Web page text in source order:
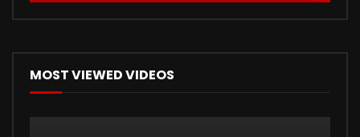
MOST VIEWED VIDEOS